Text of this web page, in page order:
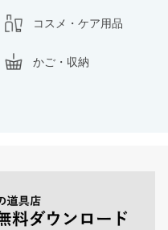
コスメ・ケア用品
かご・収納